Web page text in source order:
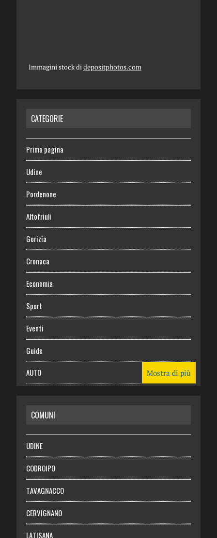
Immagini stock di depositphotos.com
CATEGORIE
Prima pagina
Udine
Pordenone
Altofriuli
Gorizia
Cronaca
Economia
Sport
Eventi
Guide
AUTO
RISPARMIO
SALUTE
Necrologie
Chi siamo
Abbonati
Login
Mostra di più
COMUNI
UDINE
CODROIPO
TAVAGNACCO
CERVIGNANO
LATISANA